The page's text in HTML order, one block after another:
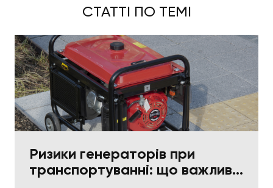
СТАТТІ ПО ТЕМІ
Ризики генераторів при
транспортуванні: що важливо